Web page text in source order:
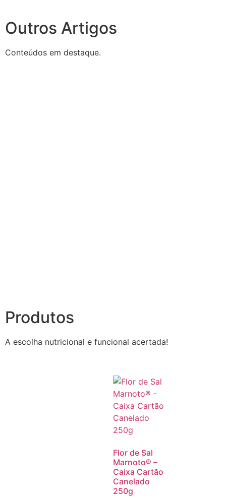
Outros Artigos
Conteúdos em destaque.
Produtos
A escolha nutricional e funcional acertada!
Flor de Sal
Marnoto® –
Caixa Cartão
Canelado
250g